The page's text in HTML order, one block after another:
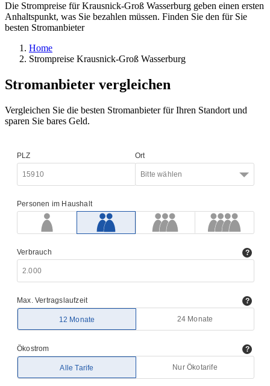
Die Strompreise für Krausnick-Groß Wasserburg geben einen ersten
Anhaltspunkt, was Sie bezahlen müssen. Finden Sie den für Sie
besten Stromanbieter
Home
Strompreise Krausnick-Groß Wasserburg
Stromanbieter vergleichen
Vergleichen Sie die besten Stromanbieter für Ihren Standort und
sparen Sie bares Geld.